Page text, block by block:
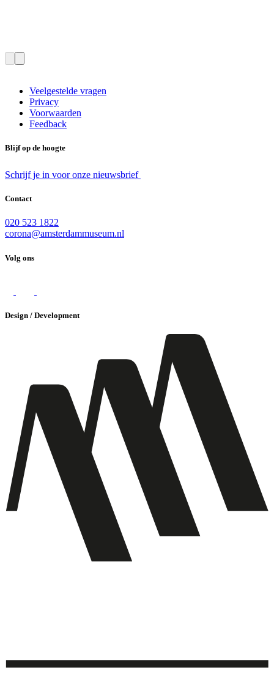
Veelgestelde vragen
Privacy
Voorwaarden
Feedback
Blijf op de hoogte
Schrijf je in voor onze nieuwsbrief
Contact
020 523 1822
corona@amsterdammuseum.nl
Volg ons
Design / Development